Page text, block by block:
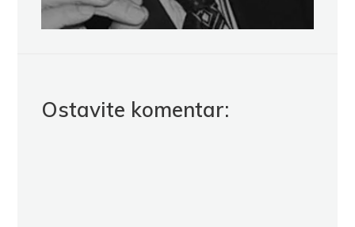
Ostavite komentar: